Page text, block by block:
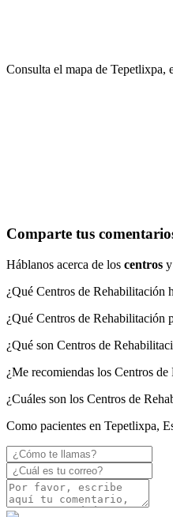
Consulta el mapa de Tepetlixpa,
Comparte tus
Háblanos acerca de los centros y
¿Qué Centros de Rehabilitación
¿Qué Centros de Rehabilitación
¿Qué son Centros de
¿Me recomiendas los Centros
¿Cuáles son los Centros de
Como pacientes en Tepetlixpa,